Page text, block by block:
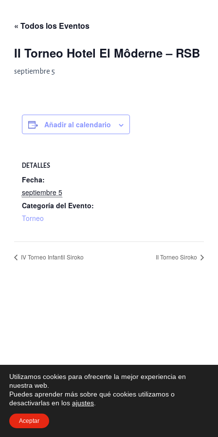
contenido« Todos los Eventos
II Torneo Hotel El Môderne – RSB
septiembre 5
Añadir al calendario
DETALLES
Fecha:
septiembre 5
Categoría del Evento:
Torneo
IV Torneo Infantil Siroko II Torneo Siroko
Utilizamos cookies para ofrecerte la mejor experiencia en
nuestra web.
Puedes aprender más sobre qué cookies utilizamos o
desactivarlas en los ajustes
Aceptar